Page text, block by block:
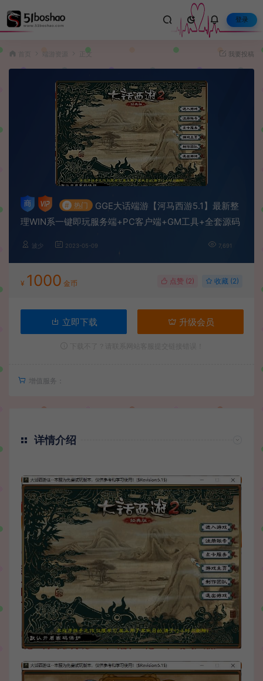
登录
端游资源 正文 我要投稿
# 热门
GGE大话端游【河马西游5.1】最新整
理WIN系一键即玩服务端+PC客户端+GM工具+全套源码
波少 2023-05-09 7,691
¥ 1000 金币 点赞 (2) 收藏 (2)
立即下载 升级会员
增值服务：
详情介绍